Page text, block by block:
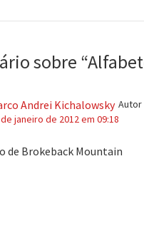
sobre “
Andrei Kichalowsky
janeiro de 2012 em 09:18
de Brokeback Mountain